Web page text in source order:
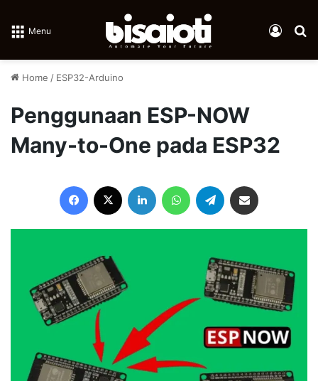
Menu Log In
Home / ESP32-Arduino
Penggunaan ESP-NOW
Many-to-One pada ESP32
Facebook LinkedIn WhatsAppTelegram